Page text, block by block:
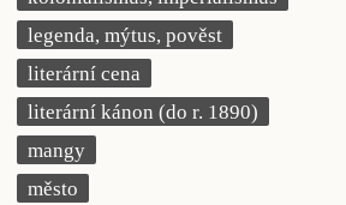
legenda, mýtus, pověst
literární cena
literární kánon (do r. 1890)
mangy
město